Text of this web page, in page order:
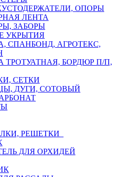
ОПОРЫ
ЛЕНТА
ЗАБОРЫ
УКРЫТИЯ
СПАНБОНД, АГРОТЕКС,
ТРОТУАТНАЯ, БОРДЮР П/П,
СЕТКИ
ДУГИ, СОТОВЫЙ
РЕШЕТКИ
ДЛЯ ОРХИДЕЙ